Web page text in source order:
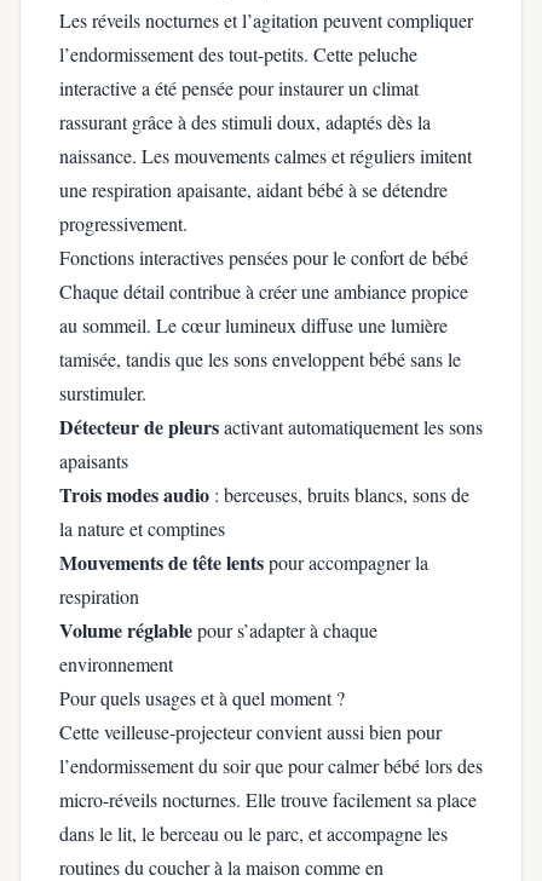
Les réveils nocturnes et l’agitation peuvent compliquer
l’endormissement des tout-petits. Cette peluche
interactive a été pensée pour instaurer un climat
rassurant grâce à des stimuli doux, adaptés dès la
naissance. Les mouvements calmes et réguliers imitent
une respiration apaisante, aidant bébé à se détendre
progressivement.
Fonctions interactives pensées pour le confort de bébé
Chaque détail contribue à créer une ambiance propice
au sommeil. Le cœur lumineux diffuse une lumière
tamisée, tandis que les sons enveloppent bébé sans le
surstimuler.
Détecteur de pleursactivant automatiquement les sons
apaisants
Trois modes audio : berceuses, bruits blancs, sons de
la nature et comptines
Mouvements de tête lentspour accompagner la
respiration
Volume réglablepour s’adapter à chaque
environnement
Pour quels usages et à quel moment ?
Cette veilleuse-projecteur convient aussi bien pour
l’endormissement du soir que pour calmer bébé lors des
micro-réveils nocturnes. Elle trouve facilement sa place
dans le lit, le berceau ou le parc, et accompagne les
routines du coucher à la maison comme en